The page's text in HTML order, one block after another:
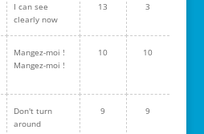
I can see
clearly now
13 3
Mangez-moi !
Mangez-moi !
10 10
Don't turn
around
9 9